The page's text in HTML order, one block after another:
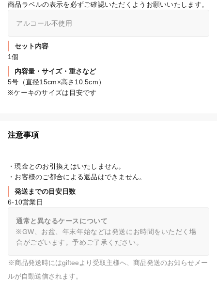
商品ラベルの表示を必ずご確認いただくようお願いいたします。
アルコール不使用
セット内容
1個
内容量・サイズ・重さなど
5号（直径15cm×高さ10.5cm）
※ケーキのサイズは目安です
注意事項
・現金とのお引換えはいたしません。
・お客様のご都合による返品はできません。
発送までの目安日数
6-10営業日
通常と異なるケースについて
※GW、お盆、年末年始などは発送にお時間をいただく場
合がございます。予めご了承ください。
※商品発送時にはgifteeより受取主様へ、商品発送のお知らせメー
ルが自動送信されます。